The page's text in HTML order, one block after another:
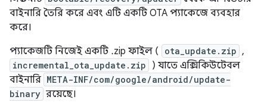
বাইনারি তৈরি করে এবং এটি একটি OTA প্যাকেজে ব্যবহার
করে।
প্যাকেজটি নিজেই একটি .zip ফাইল (
ota_update.zip ,
incremental_ota_update.zip
) যাতে এক্সিকিউটেবল
বাইনারি META-INF/com/google/android/update-
binary রয়েছে।